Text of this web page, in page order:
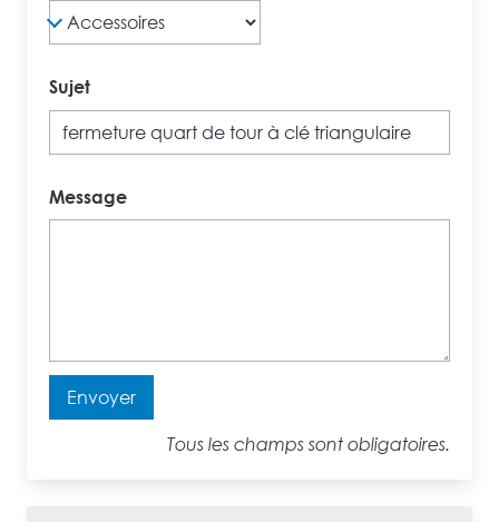
Sujet
Message
Envoyer
Tous les champs sont obligatoires.